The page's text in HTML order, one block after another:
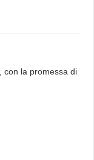
, con la promessa di